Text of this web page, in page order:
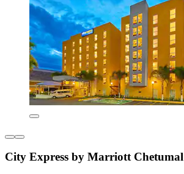
City Express by Marriott Chetumal